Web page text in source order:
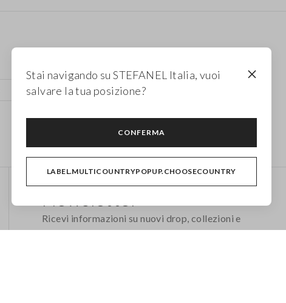
Top da donna
Ricevi informazioni su nuovi drop, collezioni e
promozioni. Per te -10% di sconto.
Stai navigando su STEFANEL Italia, vuoi
salvare la tua posizione?
CONFERMA
LABEL.MULTICOUNTRYPOPUP.CHOOSECOUNTRY